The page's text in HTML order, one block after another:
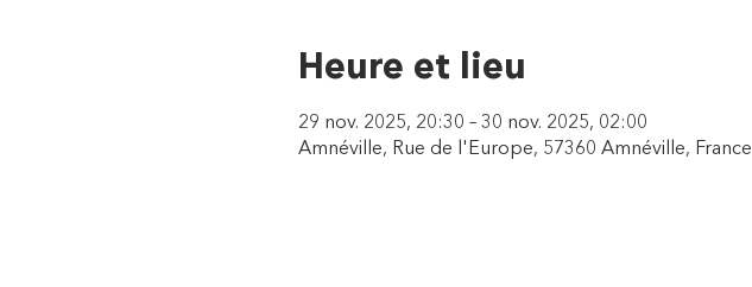
Heure et lieu
29 nov. 2025, 20:30 – 30 nov. 2025, 02:00
Amnéville, Rue de l'Europe, 57360 Amnéville, France